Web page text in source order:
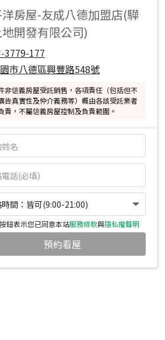
房屋-友成八德加盟店(驊
開發有限公司)
3779-177
市八德區興豐路548號
非信義房屋受託銷售，各項責任（包括但不
告真實性及仲介義務等）概由各該受託業者
責，不屬信義房屋控制及負責範圍。
間：皆可(9:00-21:00)
鈕表示您已同意本站服務條款與隱私權聲明
預約看屋